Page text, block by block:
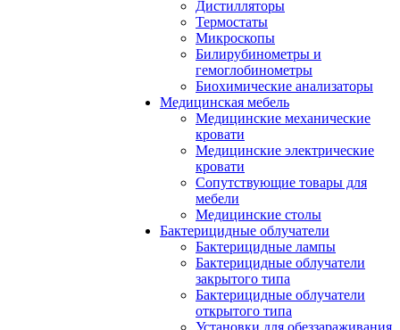
Дистилляторы
Термостаты
Микроскопы
Билирубинометры и
гемоглобинометры
Биохимические анализаторы
Медицинская мебель
Медицинские механические
кровати
Медицинские электрические
кровати
Сопутствующие товары для
мебели
Медицинские столы
Бактерицидные облучатели
Бактерицидные лампы
Бактерицидные облучатели
закрытого типа
Бактерицидные облучатели
открытого типа
Установки для обеззараживания